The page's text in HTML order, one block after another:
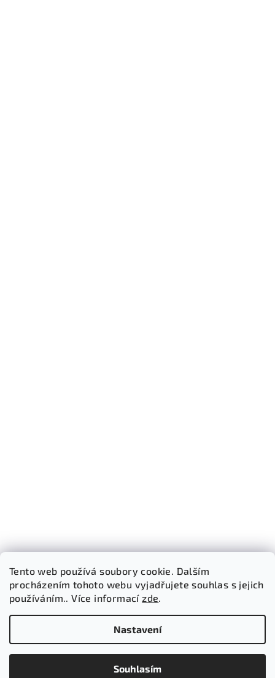
Tento web používá soubory cookie. Dalším
procházením tohoto webu vyjadřujete souhlas s jejich
používáním.. Více informacízde.
Nastavení
Souhlasím
Sledovat na Instagramu